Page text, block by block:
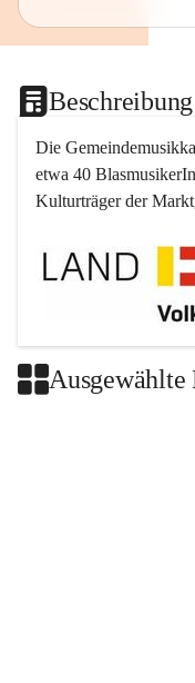
Beschreibung
Die
etwa 40
Kulturträger der